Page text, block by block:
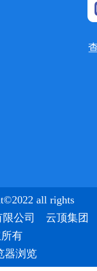
all rights
限公司 云顶集团
有
器浏览